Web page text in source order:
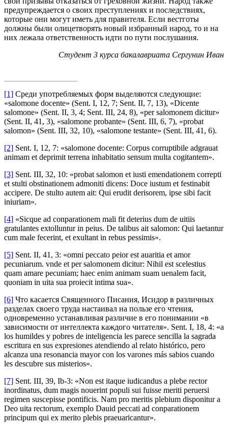
предупреждается о своих преступлениях и последствиях,
которые они могут иметь для правителя. Если вестготы
должны были олицетворять новый избранный народ, то и на
них лежала ответственность идти по пути послушания.
Студент 3 курса бакалавриата Сергунин Иван
[1] Среди употребляемых форм выделяются следующие:
«salomone docente» (Sent. I, 12, 7; Sent. II, 7, 13), «Dicente
salomone» (Sent. II, 3, 4; Sent. III, 24, 8), «per salomonem dicitur»
(Sent. II, 41, 3), «salomone probante» (Sent. III, 6, 7), «probat
salomon» (Sent. III, 32, 10), «salomone testante» (Sent. III, 41, 6).
[2] Sent. I, 12, 7: «salomone docente: Corpus corruptibile adgrauat
animam et deprimit terrena inhabitatio sensum multa cogitantem».
[3] Sent. III, 32, 10: «probat salomon et iusti emendationem correpti
et stulti obstinationem admoniti dicens: Doce iustum et festinabit
accipere. De stulto autem ait: Qui erudit derisorem, ipse sibi facit
iniuriam».
[4] «Sicque ad conparationem mali fit deterius dum de uitiis
gratulantes extolluntur in peius. De talibus ait salomon: Qui laetantur
cum male fecerint, et exultant in rebus pessimis».
[5] Sent. II, 41, 3: «omni peccato peior est auaritia et amor
pecuniarum. vnde et per salomonem dicitur: Nihil est scelestius
quam amare pecuniam; haec enim animam suam uenalem facit,
quoniam in uita sua proiecit intima sua».
[6] Что касается Священного Писания, Исидор в различных
разделах своего труда настаивал на пользе его чтения,
одновременно устанавливая различие в его понимании «в
зависимости от интеллекта каждого читателя». Sent. I, 18, 4: «a
los humildes y pobres de inteligencia les parece sencilla la sagrada
escritura en sus expresiones atendiendo al relato histórico, pero
alcanza una resonancia mayor con los varones más sabios cuando
les descubre sus misterios».
[7] Sent. III, 39, Ib-3: «Non est itaque iudicandus a plebe rector
inordinatus, dum magis nouerint populi sui fuisse meriti peruersi
regimen suscepisse pontificis. Nam pro meritis plebium disponitur a
Deo uita rectorum, exemplo Dauid peccati ad conparationem
principum qui ex merito plebis praeuaricantur».